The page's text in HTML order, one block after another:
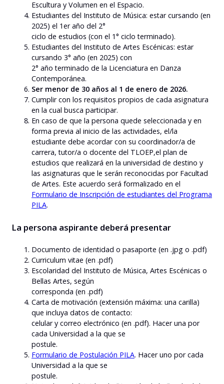
Escultura y Volumen en el Espacio.
Estudiantes del Instituto de Música: estar cursando (en
2025) el 1er año del 2°
ciclo de estudios (con el 1° ciclo terminado).
Estudiantes del Instituto de Artes Escénicas: estar
cursando 3° año (en 2025) con
2° año terminado de la Licenciatura en Danza
Contemporánea.
Ser menor de 30 años al 1 de enero de 2026.
Cumplir con los requisitos propios de cada asignatura
en la cual busca participar.
En caso de que la persona quede seleccionada y en
forma previa al inicio de las actividades, el/la
estudiante debe acordar con su coordinador/a de
carrera, tutor/a o docente del TLOEP,el plan de
estudios que realizará en la universidad de destino y
las asignaturas que le serán reconocidas por Facultad
de Artes. Este acuerdo será formalizado en el
Formulario de Inscripción de estudiantes del Programa
PILA.
La persona aspirante deberá presentar
Documento de identidad o pasaporte (en .jpg o .pdf)
Curriculum vitae (en .pdf)
Escolaridad del Instituto de Música, Artes Escénicas o
Bellas Artes, según
corresponda (en .pdf)
Carta de motivación (extensión máxima: una carilla)
que incluya datos de contacto:
celular y correo electrónico (en .pdf). Hacer una por
cada Universidad a la que se
postule.
Formulario de Postulación PILA. Hacer uno por cada
Universidad a la que se
postule.